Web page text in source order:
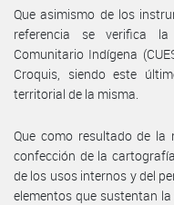
Que asimismo de los
referencia se verifica la
Comunitario Indígena
Croquis, siendo este
territorial de la misma.
Que como resultado de la
confección de la
de los usos internos y del
elementos que sustentan